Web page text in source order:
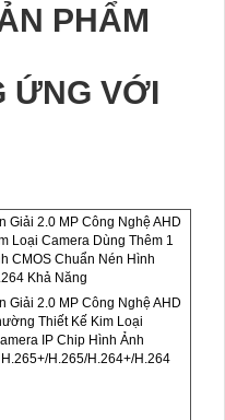
PHẨM
ỨNG VỚI
Giải 2.0 MP Công Nghệ AHD
Loại Camera Dùng Thêm 1
CMOS Chuẩn Nén Hình
Khả Năng
Giải 2.0 MP Công Nghệ AHD
Thiết Kế Kim Loại
IP Chip Hình Ảnh
H.265/H.264+/H.264